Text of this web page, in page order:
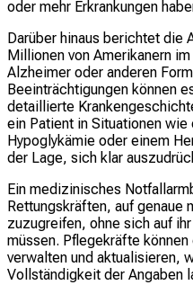
oder mehr Erkrankungen
Darüber hinaus berichtet die
Millionen von Amerikanern
Alzheimer oder anderen
Beeinträchtigungen können
detaillierte
ein Patient in Situationen
Hypoglykämie oder einem
der Lage, sich klar
Ein medizinisches
Rettungskräften, auf
zuzugreifen, ohne sich auf
müssen. Pflegekräfte
verwalten und aktualisieren,
Vollständigkeit der Angaben